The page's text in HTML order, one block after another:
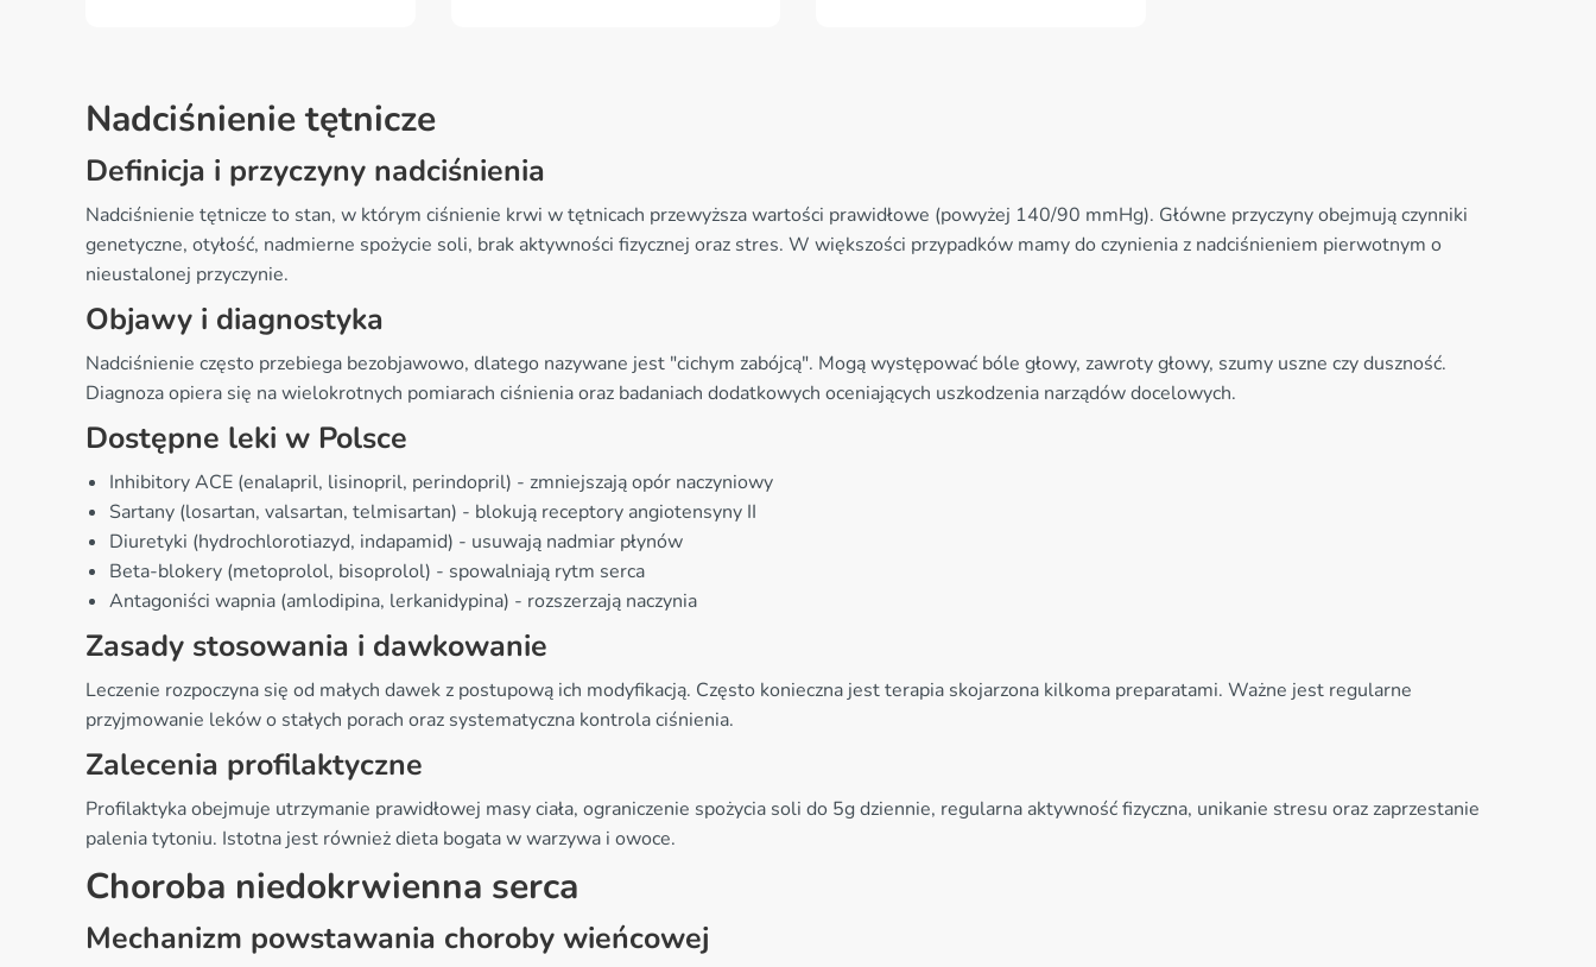
Nadciśnienie tętnicze
Definicja i przyczyny nadciśnienia
Nadciśnienie tętnicze to stan, w którym ciśnienie krwi w tętnicach przewyższa wartości prawidłowe (powyżej 140/90 mmHg). Główne przyczyny obejmują czynniki
genetyczne, otyłość, nadmierne spożycie soli, brak aktywności fizycznej oraz stres. W większości przypadków mamy do czynienia z nadciśnieniem pierwotnym o
nieustalonej przyczynie.
Objawy i diagnostyka
Nadciśnienie często przebiega bezobjawowo, dlatego nazywane jest "cichym zabójcą". Mogą występować bóle głowy, zawroty głowy, szumy uszne czy duszność.
Diagnoza opiera się na wielokrotnych pomiarach ciśnienia oraz badaniach dodatkowych oceniających uszkodzenia narządów docelowych.
Dostępne leki w Polsce
Inhibitory ACE (enalapril, lisinopril, perindopril) - zmniejszają opór naczyniowy
Sartany (losartan, valsartan, telmisartan) - blokują receptory angiotensyny II
Diuretyki (hydrochlorotiazyd, indapamid) - usuwają nadmiar płynów
Beta-blokery (metoprolol, bisoprolol) - spowalniają rytm serca
Antagoniści wapnia (amlodipina, lerkanidypina) - rozszerzają naczynia
Zasady stosowania i dawkowanie
Leczenie rozpoczyna się od małych dawek z postupową ich modyfikacją. Często konieczna jest terapia skojarzona kilkoma preparatami. Ważne jest regularne
przyjmowanie leków o stałych porach oraz systematyczna kontrola ciśnienia.
Zalecenia profilaktyczne
Profilaktyka obejmuje utrzymanie prawidłowej masy ciała, ograniczenie spożycia soli do 5g dziennie, regularna aktywność fizyczna, unikanie stresu oraz zaprzestanie
palenia tytoniu. Istotna jest również dieta bogata w warzywa i owoce.
Choroba niedokrwienna serca
Mechanizm powstawania choroby wieńcowej